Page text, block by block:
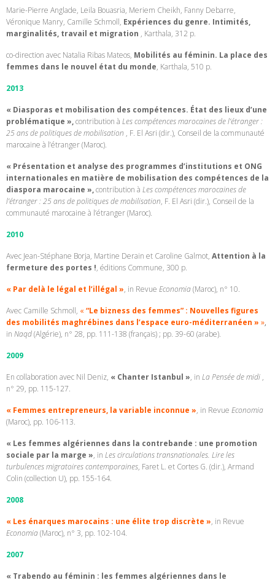
Marie-Pierre Anglade, Leila Bouasria, Meriem Cheikh, Fanny Debarre,
Véronique Manry, Camille Schmoll, Expériences du genre. Intimités,
marginalités, travail et migration , Karthala, 312 p.
co-direction avec Natalia Ribas Mateos, Mobilités au féminin. La place des
femmes dans le nouvel état du monde, Karthala, 510 p.
2013
« Diasporas et mobilisation des compétences. État des lieux d’une
problématique »,contribution à Les compétences marocaines de l’étranger :
25 ans de politiques de mobilisation , F. El Asri (dir.), Conseil de la communauté
marocaine à l’étranger (Maroc).
« Présentation et analyse des programmes d’institutions et ONG
internationales en matière de mobilisation des compétences de la
diaspora marocaine »,contribution à Les compétences marocaines de
l’étranger : 25 ans de politiques de mobilisation, F. El Asri (dir.), Conseil de la
communauté marocaine à l’étranger (Maroc).
2010
Avec Jean-Stéphane Borja, Martine Derain et Caroline Galmot, Attention à la
fermeture des portes !, éditions Commune, 300 p.
« Par delà le légal et l’illégal », in Revue Economia(Maroc), n° 10.
Avec Camille Schmoll, « “Le bizness des femmes” : Nouvelles figures
des mobilités maghrébines dans l’espace euro-méditerranéen » »,
in Naqd(Algérie), n° 28, pp. 111-138 (français) ; pp. 39-60 (arabe).
2009
En collaboration avec Nil Deniz, « Chanter Istanbul », in La Pensée de midi ,
n° 29, pp. 115-127.
« Femmes entrepreneurs, la variable inconnue », in Revue Economia
(Maroc), pp. 106-113.
« Les femmes algériennes dans la contrebande : une promotion
sociale par la marge », in Les circulations transnationales. Lire les
turbulences migratoires contemporaines, Faret L. et Cortes G. (dir.), Armand
Colin (collection U), pp. 155-164.
2008
« Les énarques marocains : une élite trop discrète », in Revue
Economia(Maroc), n° 3, pp. 102-104.
2007
« Trabendo au féminin : les femmes algériennes dans le